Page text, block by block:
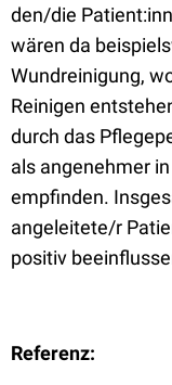
den/die
wären da
Wundreinigung,
Reinigen
durch das
als angenehmer
empfinden.
angeleitete/r
positiv
Referenz: